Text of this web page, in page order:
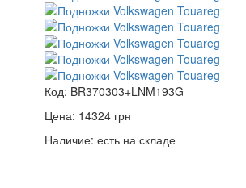
Код: BR370303+LNM193G
Цена: 14324 грн
Наличие: есть на складе